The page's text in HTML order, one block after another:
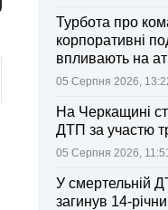
Турбота про
корпоративні
впливають на
колективі
05 Серпня 2026,
На Черкащині
ДТП за участю
05 Серпня 2026,
У смертельній
загинув 14-